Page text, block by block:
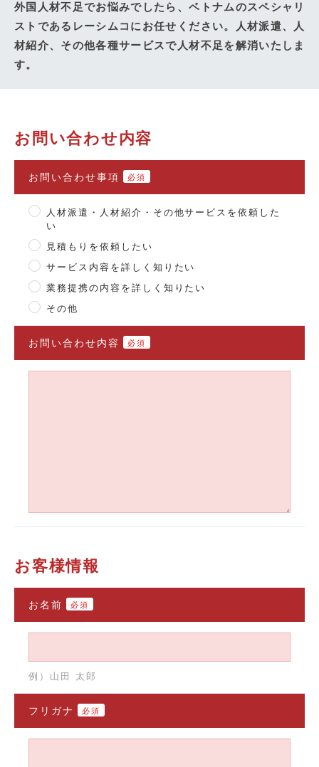
外国人材不足でお悩みでしたら、ベトナムのスペシャリ
ストであるレーシムコにお任せください。人材派遣、人
材紹介、その他各種サービスで人材不足を解消いたしま
す。
お問い合わせ内容
お問い合わせ事項 必須
人材派遣・人材紹介・その他サービスを依頼した
い
見積もりを依頼したい
サービス内容を詳しく知りたい
業務提携の内容を詳しく知りたい
その他
お問い合わせ内容 必須
お客様情報
お名前 必須
例）山田 太郎
フリガナ 必須